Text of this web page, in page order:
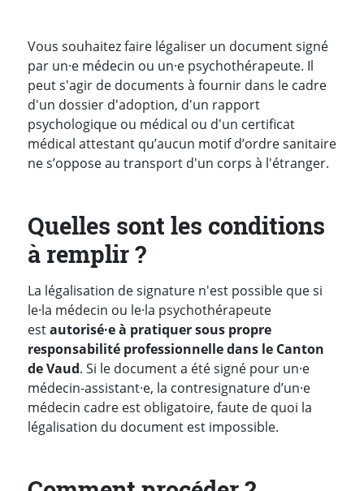
Introduction
Vous souhaitez faire légaliser un document signé
par un·e médecin ou un·e psychothérapeute. Il
peut s'agir de documents à fournir dans le cadre
d'un dossier d'adoption, d'un rapport
psychologique ou médical ou d'un certificat
médical attestant qu’aucun motif d’ordre sanitaire
ne s’oppose au transport d'un corps à l'étranger.
Quelles sont les conditions
à remplir ?
La légalisation de signature n'est possible que si
le·la médecin ou le·la psychothérapeute
estautorisé·e à pratiquer sous propre
responsabilité professionnelle dans le Canton
de Vaud. Si le document a été signé pour un·e
médecin-assistant·e, la contresignature d’un·e
médecin cadre est obligatoire, faute de quoi la
légalisation du document est impossible.